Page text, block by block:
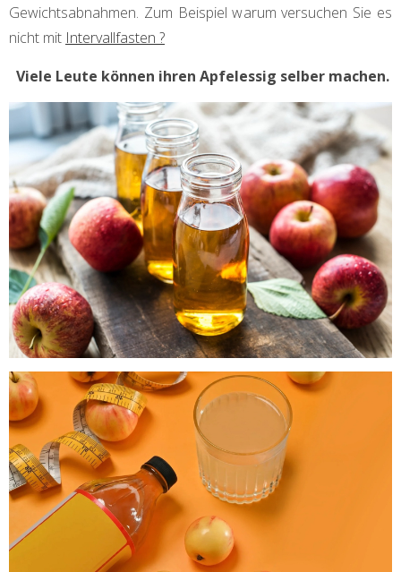
Gewichtsabnahmen. Zum Beispiel warum versuchen Sie es
nicht mit Intervallfasten ?
Viele Leute können ihren Apfelessig selber machen.